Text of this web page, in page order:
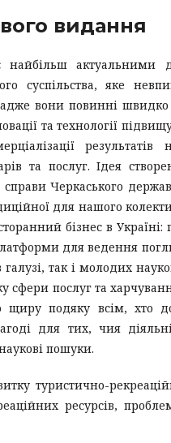
видання
найбільш актуальними
суспільства, яке
вони повинні швидко
та технології
та послуг. Ідея
Черкаського
для нашого
бізнес в
для ведення
так і молодих
сфери послуг та
щиру подяку всім, хто
для тих, чия
пошуки.
туристично-
ресурсів,